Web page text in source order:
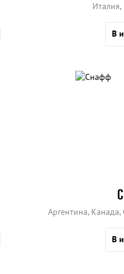
В
Аргентина,
В